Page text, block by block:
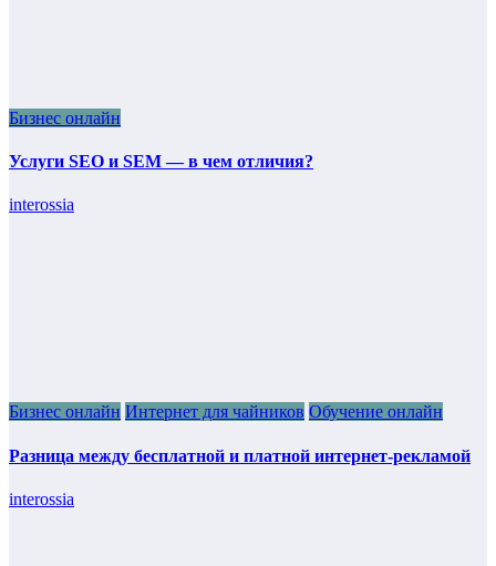
Бизнес онлайн
Услуги SEO и SEM — в чем отличия?
interossia
Бизнес онлайн Интернет для чайников Обучение онлайн
Разница между бесплатной и платной интернет-рекламой
interossia